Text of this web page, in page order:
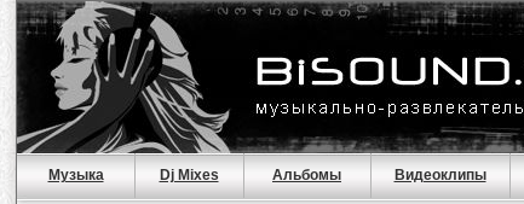
Музыка Dj Mixes Альбомы Видеоклипы